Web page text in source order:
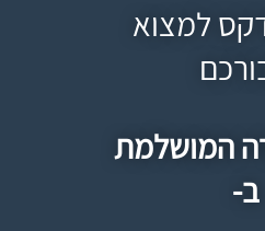
למצוא
המושלמת
ב-